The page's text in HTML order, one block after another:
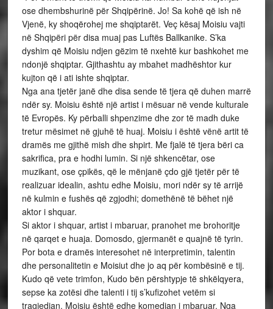
ose dhembshurinë për Shqipërinë. Jo! Sa kohë që ish në
Vjenë, ky shoqërohej me shqiptarët. Veç kësaj Moisiu vajti
në Shqipëri për disa muaj pas Luftës Ballkanike. S’ka
dyshim që Moisiu ndjen gëzim të nxehtë kur bashkohet me
ndonjë shqiptar. Gjithashtu ay mbahet madhështor kur
kujton që i ati ishte shqiptar.
Nga ana tjetër janë dhe disa sende të tjera që duhen marrë
ndër sy. Moisiu është një artist i mësuar në vende kulturale
të Evropës. Ky përballi shpenzime dhe zor të madh duke
tretur mësimet në gjuhë të huaj. Moisiu i është vënë artit të
dramës me gjithë mish dhe shpirt. Me fjalë të tjera bëri ca
sakrifica, pra e hodhi lumin. Si një shkencëtar, ose
muzikant, ose çpikës, që le mënjanë çdo gjë tjetër për të
realizuar idealin, ashtu edhe Moisiu, mori ndër sy të arrijë
në kulmin e fushës që zgjodhi; domethënë të bëhet një
aktor i shquar.
Si aktor i shquar, artist i mbaruar, pranohet me brohoritje
në qarqet e huaja. Domosdo, gjermanët e quajnë të tyrin.
Por bota e dramës interesohet në interpretimin, talentin
dhe personalitetin e Moisiut dhe jo aq për kombësinë e tij.
Kudo që vete trimfon, Kudo bën përshtypje të shkëlqyera,
sepse ka zotësi dhe talenti i tij s’kufizohet vetëm si
tragjedian. Moisiu është edhe komedian i mbaruar. Nga